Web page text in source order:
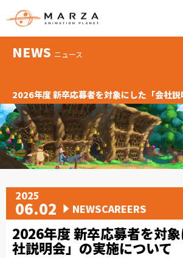
NEWS ニュース
2026年度 新卒応募者を対象にした「会社
2025
06.02 NEWSCAREERS
2026年度 新卒応募者を対
社説明会」の実施について